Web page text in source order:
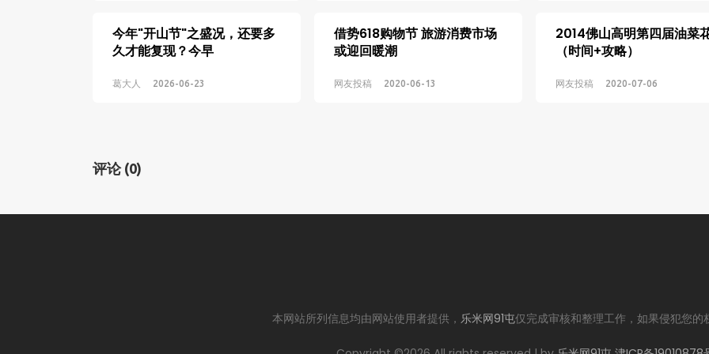
今年"开山节"之盛况，还要多
久才能复现？今早
葛大人 2026-06-23
借势618购物节 旅游消费市场
或迎回暖潮
网友投稿 2020-06-13
2014佛山高明第四届油菜
（时间+攻略）
网友投稿 2020-07-06
评论 (0)
本网站所列信息均由网站使用者提供， 乐米网91屯仅完成审核和整理工作，如果侵犯您的